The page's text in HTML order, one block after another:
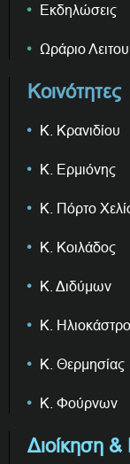
Εκδηλώσεις
Ωράριο
Κοινότητες
Κ. Κρανιδίου
Κ. Ερμιόνης
Κ. Πόρτο
Κ. Κοιλάδος
Κ. Διδύμων
Κ.
Κ. Θερμησίας
Κ. Φούρνων
Διοίκηση